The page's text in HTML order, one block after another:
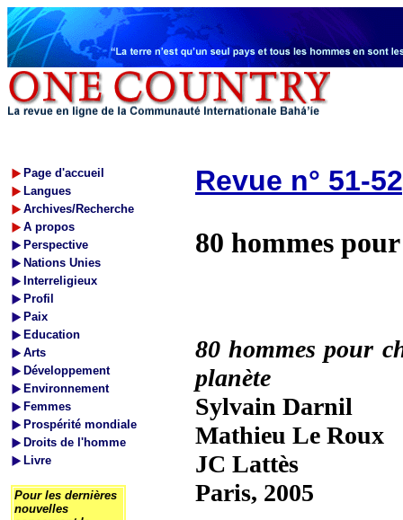
Page d'accueil
Langues
Archives/Recherche
A propos
Perspective
Nations Unies
Interreligieux
Profil
Paix
Education
Arts
Développement
Environnement
Femmes
Prospérité mondiale
Droits de l'homme
Livre
Pour les dernières
nouvelles
Revue n° 51-
80 hommes
80 hommes pour
planète
Sylvain Darnil
Mathieu Le Roux
JC Lattès
Paris, 2005